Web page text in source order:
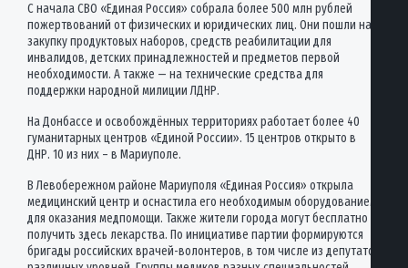
С начала СВО «Единая Россия» собрала более 500 млн рублей
пожертвований от физических и юридических лиц. Они пошли на
закупку продуктовых наборов, средств реабилитации для
инвалидов, детских принадлежностей и предметов первой
необходимости. А также — на технические средства для
поддержки народной милиции ЛДНР.
На Донбассе и освобождённых территориях работает более 40
гуманитарных центров «Единой России». 15 центров открыто в
ДНР. 10 из них – в Мариуполе.
В Левобережном районе Мариуполя «Единая Россия» открыла
медицинский центр и оснастила его необходимым оборудованием
для оказания медпомощи. Также жители города могут бесплатно
получить здесь лекарства. По инициативе партии формируются
бригады российских врачей-волонтеров, в том числе из депутатов